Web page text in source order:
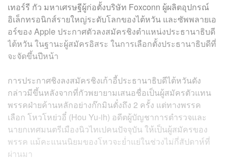
เทอร์รี กัว มหาเศรษฐีผู้ก่อตั้งบริษัท Foxconn ผู้ผลิตอุปกรณ์
อิเล็กทรอนิกส์รายใหญ่ระดับโลกของไต้หวัน และซัพพลายเอ
อร์ของ Apple ประกาศตัวลงสมัครชิงตำแหน่งประธานาธิบดี
ไต้หวัน ในฐานะผู้สมัครอิสระ ในการเลือกตั้งประธานาธิบดีที่
จะจัดขึ้นปีหน้า
การประกาศชิงลงสมัครชิงเก้าอี้ประธานาธิบดีไต้หวันดัง
กล่าวมีขึ้นหลังจากที่กัวพยายามเสนอชื่อเป็นผู้สมัครตัวแทน
พรรคฝ่ายค้านหลักอย่างก๊กมินตั๋งถึง 2 ครั้ง แต่ทางพรรค
เลือก โหวโหย่วอี๋ (Hou Yu-ih) อดีตผู้บัญชาการตำรวจและ
นายกเทศมนตรีเมืองนิวไทเปคนปัจจุบัน ให้เป็นผู้สมัครของ
พรรค แม้คะแนนนิยมของโหวจะย่ำแย่ในช่วงไม่กี่สัปดาห์ที่
ผ่านมา